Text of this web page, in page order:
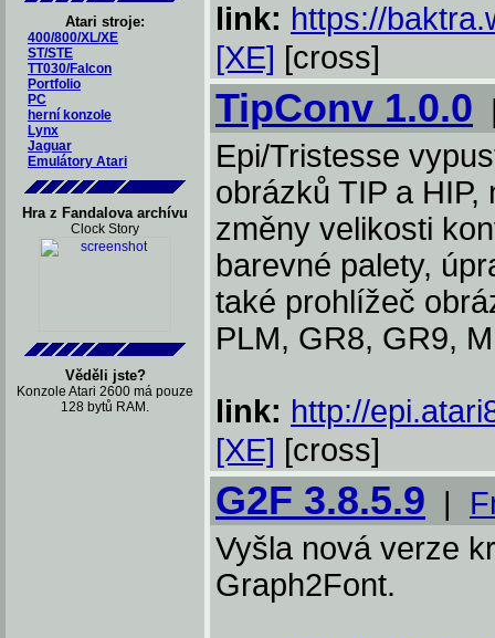
Atari stroje:
400/800/XL/XE
ST/STE
TT030/Falcon
Portfolio
PC
herní konzole
Lynx
Jaguar
Emulátory Atari
Hra z Fandalova archívu
Clock Story
Věděli jste?
Konzole Atari 2600 má pouze
128 bytů RAM.
link: https://
[XE] [cross]
TipConv 1.0.0
Epi/Tristesse
obrázků TIP a
změny velikosti
barevné palety,
také prohlížeč
PLM, GR8, GR9,
link: http://
[XE] [cross]
G2F 3.8.5.9 |
Vyšla nová verze
Graph2Font.